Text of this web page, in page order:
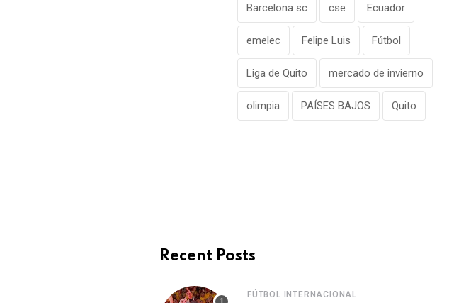
Barcelona sc cse Ecuador
emelec Felipe Luis Fútbol
Liga de Quito mercado de invierno
olimpia PAÍSES BAJOS Quito
Recent Posts
FÚTBOL INTERNACIONAL